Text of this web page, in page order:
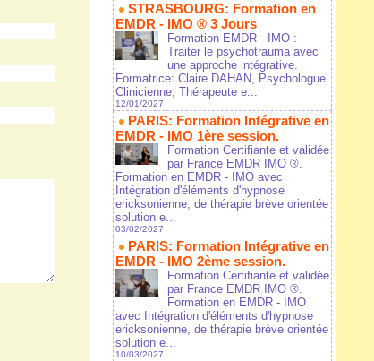
STRASBOURG: Formation en
EMDR - IMO ® 3 Jours
Formation EMDR - IMO :
Traiter le psychotrauma avec
une approche intégrative.
Formatrice: Claire DAHAN, Psychologue
Clinicienne, Thérapeute e...
12/01/2027
PARIS: Formation Intégrative en
EMDR - IMO 1ère session.
Formation Certifiante et validée
par France EMDR IMO ®.
Formation en EMDR - IMO avec
Intégration d'éléments d'hypnose
ericksonienne, de thérapie brève orientée
solution e...
03/02/2027
PARIS: Formation Intégrative en
EMDR - IMO 2ème session.
Formation Certifiante et validée
par France EMDR IMO ®.
Formation en EMDR - IMO
avec Intégration d'éléments d'hypnose
ericksonienne, de thérapie brève orientée
solution e...
10/03/2027